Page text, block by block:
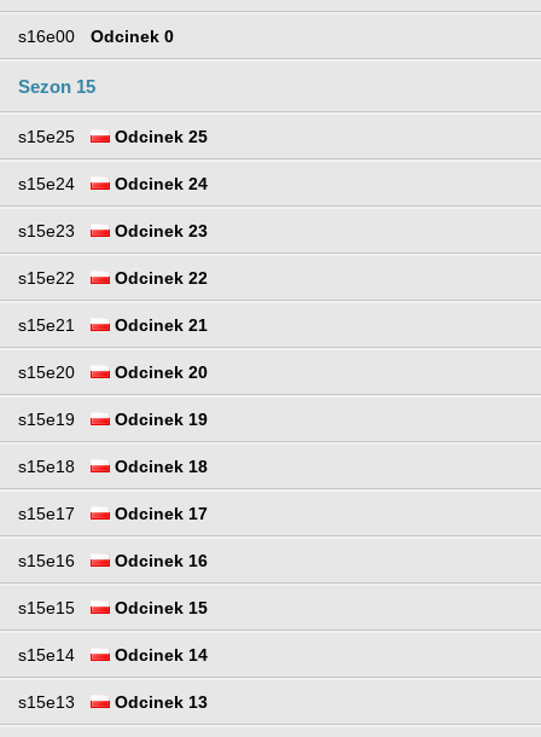
s16e00 Odcinek 0
Sezon 15
s15e25 Odcinek 25
s15e24 Odcinek 24
s15e23 Odcinek 23
s15e22 Odcinek 22
s15e21 Odcinek 21
s15e20 Odcinek 20
s15e19 Odcinek 19
s15e18 Odcinek 18
s15e17 Odcinek 17
s15e16 Odcinek 16
s15e15 Odcinek 15
s15e14 Odcinek 14
s15e13 Odcinek 13